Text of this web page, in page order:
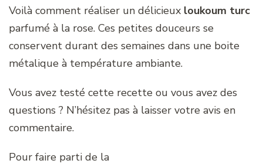
Voilà comment réaliser un délicieux loukoum turc
parfumé à la rose. Ces petites douceurs se
conservent durant des semaines dans une boite
métalique à température ambiante.
Vous avez testé cette recette ou vous avez des
questions ? N’hésitez pas à laisser votre avis en
commentaire.
Pour faire parti de la